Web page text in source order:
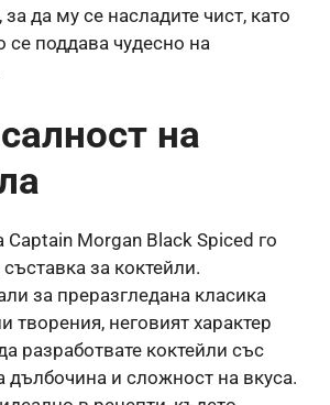
да му се насладите чист, като
поддава чудесно на
на
Captain Morgan Black Spiced го
за коктейли.
за преразгледана класика
творения, неговият характер
разработвате коктейли със
дълбочина и сложност на вкуса.